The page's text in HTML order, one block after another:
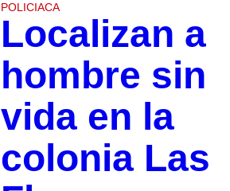
POLICIACA
Localizan a
hombre sin
vida en la
colonia Las